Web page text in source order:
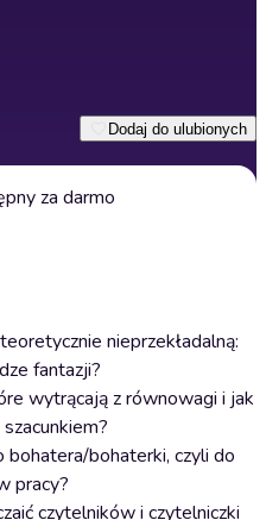
Dodaj do ulubionych
za darmo
nieprzekładalną:
fantazji?
wytrącają z równowagi i jak
bohatera/bohaterki, czyli do
pracy?
czytelników i czytelniczki